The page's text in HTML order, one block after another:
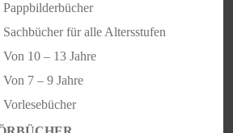
Pappbilderbücher
Sachbücher für alle Altersstufen
Von 10 – 13 Jahre
Von 7 – 9 Jahre
Vorlesebücher